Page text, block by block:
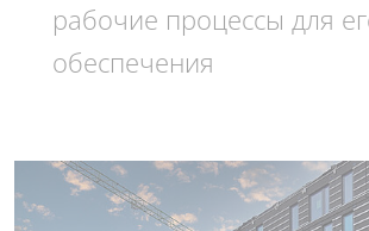
рабочие процессы для
обеспечения